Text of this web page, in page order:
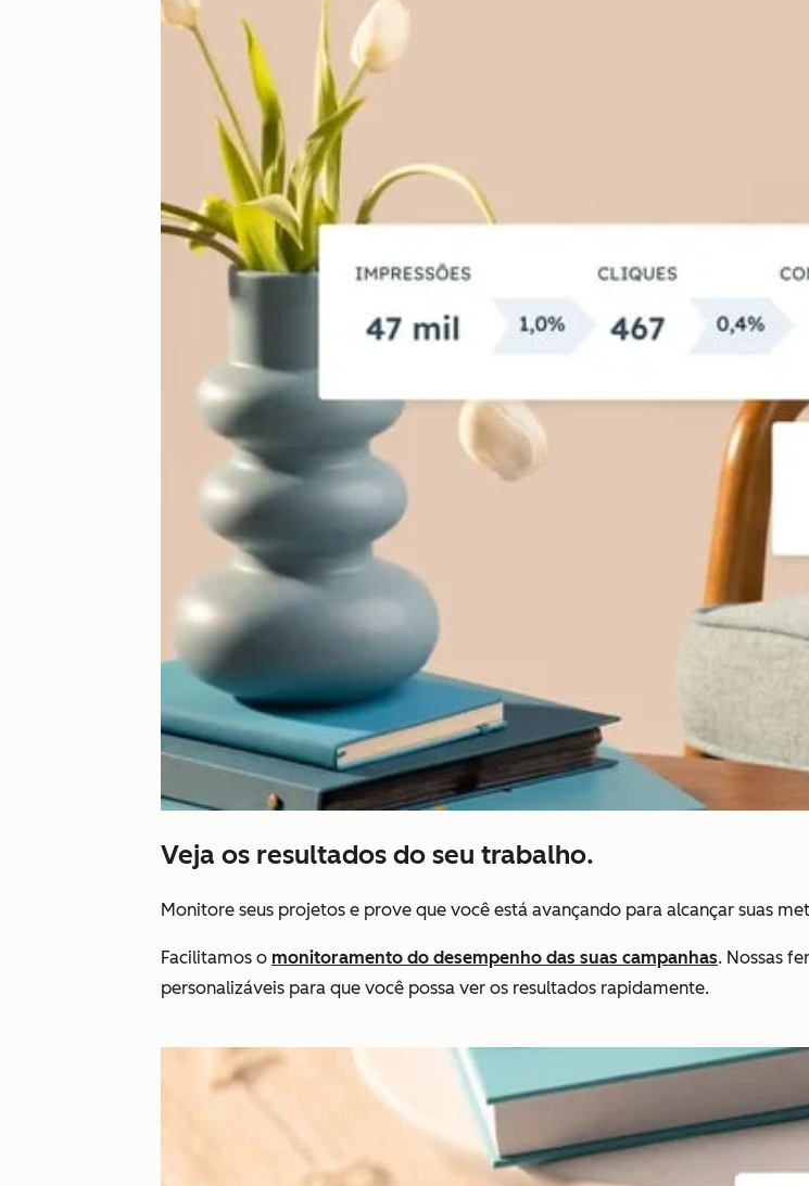
Veja os resultados do seu trabalho.
Monitore seus projetos e prove que você está avançando para alcançar suas
Facilitamos o monitoramento do desempenho das suas campanhas. Nossas
personalizáveis para que você possa ver os resultados rapidamente.